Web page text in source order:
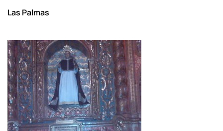
Las Palmas